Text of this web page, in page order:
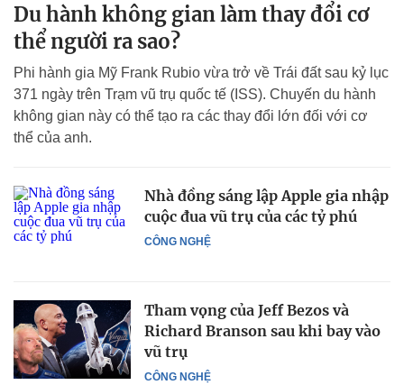
Du hành không gian làm thay đổi cơ
thể người ra sao?
Phi hành gia Mỹ Frank Rubio vừa trở về Trái đất sau kỷ lục
371 ngày trên Trạm vũ trụ quốc tế (ISS). Chuyến du hành
không gian này có thể tạo ra các thay đổi lớn đối với cơ
thể của anh.
CÔNG NGHỆ
Nhà đồng sáng lập Apple gia nhập
cuộc đua vũ trụ của các tỷ phú
CÔNG NGHỆ
Tham vọng của Jeff Bezos và
Richard Branson sau khi bay vào
vũ trụ